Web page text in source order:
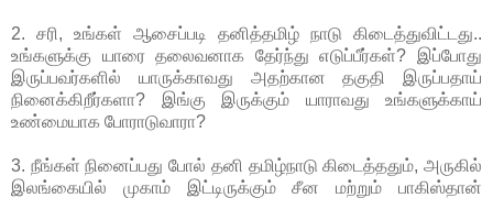
2. சரி, உங்கள் ஆசைப்படி தனித்தமிழ் நாடு கிடைத்துவிட்டது..
உங்களுக்கு யாரை தலைவனாக தேர்ந்து எடுப்பீர்கள்? இப்போது
இருப்பவர்களில் யாருக்காவது அதற்கான தகுதி இருப்பதாய்
நினைக்கிறீர்களா? இங்கு இருக்கும் யாராவது உங்களுக்காய்
உண்மையாக போராடுவாரா?
3. நீங்கள் நினைப்பது போல் தனி தமிழ்நாடு கிடைத்ததும், அருகில்
இலங்கையில் முகாம் இட்டிருக்கும் சீன மற்றும் பாகிஸ்தான்